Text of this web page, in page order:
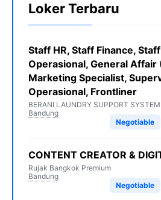
Loker Terbaru
Staff HR, Staff Finance,
Operasional, General Affair
Marketing Specialist,
Operasional, Frontliner
BERANI LAUNDRY SUPPORT SYSTEM
Bandung
Negotiable
CONTENT CREATOR &
Rujak Bangkok Premium
Bandung
Negotiable